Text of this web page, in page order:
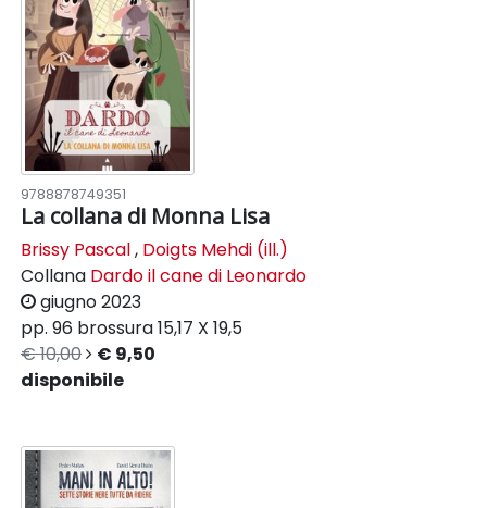
9788878749351
La collana di Monna Lisa
Brissy Pascal, Doigts Mehdi (ill.)
Collana Dardo il cane di Leonardo
giugno 2023
pp. 96 brossura15,17 X 19,5
€ 10,00
€ 9,50
disponibile